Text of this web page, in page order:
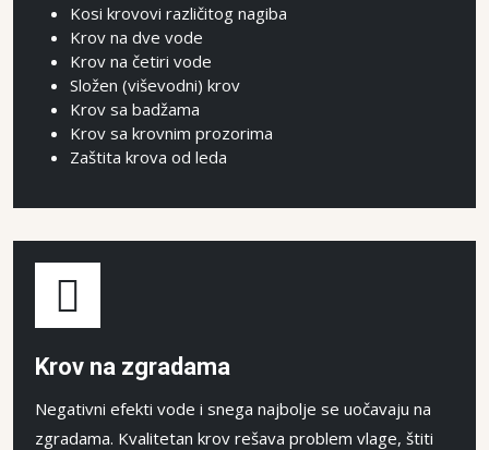
Kosi krovovi različitog nagiba
Krov na dve vode
Krov na četiri vode
Složen (viševodni) krov
Krov sa badžama
Krov sa krovnim prozorima
Zaštita krova od leda
Krov na zgradama
Negativni efekti vode i snega najbolje se uočavaju na
zgradama. Kvalitetan krov rešava problem vlage, štiti